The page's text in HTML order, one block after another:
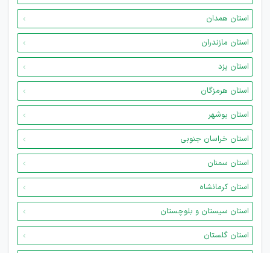
استان همدان
استان مازندران
استان یزد
استان هرمزگان
استان بوشهر
استان خراسان جنوبی
استان سمنان
استان کرمانشاه
استان سیستان و بلوچستان
استان گلستان